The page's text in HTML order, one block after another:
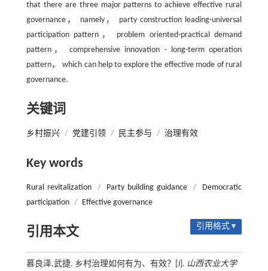
that there are three major patterns to achieve effective rural
governance， namely， party construction leading-universal
participation pattern， problem oriented-practical demand
pattern， comprehensive innovation - long-term operation
pattern， which can help to explore the effective mode of rural
governance.
关键词
乡村振兴 / 党建引领 / 民主参与 / 治理有效
Key words
Rural revitalization / Party building guidance /
Democratic
participation / Effective governance
引用本文 引用格式 ▾
慕良泽,武捷. 乡村治理如何有为、有效？[J]. 山西农业大学